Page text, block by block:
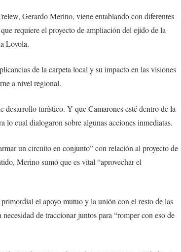
Gerardo Merino, viene entablando con diferentes
requiere el proyecto de ampliación del ejido de la
Loyola.
de la carpeta local y su impacto en las visiones
a nivel regional.
turístico. Y que Camarones esté dentro de la
cual dialogaron sobre algunas acciones inmediatas.
un circuito en conjunto” con relación al proyecto de
Merino sumó que es vital “aprovechar el
el apoyo mutuo y la unión con el resto de las
de traccionar juntos para “romper con eso de